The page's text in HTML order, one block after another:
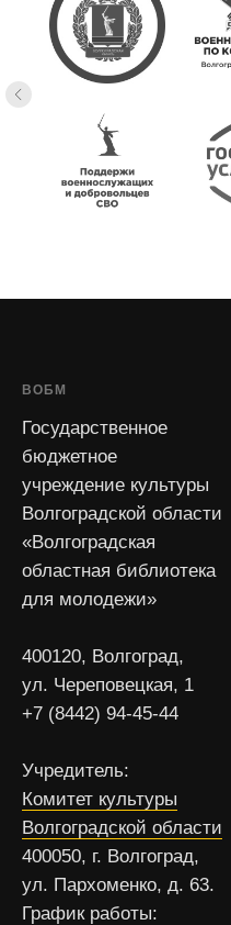
ВОБМ
Государственное
бюджетное
учреждение культуры
Волгоградской области
«Волгоградская
областная библиотека
для молодежи»
400120, Волгоград,
ул. Череповецкая, 1
+7 (8442) 94-45-44
Учредитель:
Комитет культуры
Волгоградской области
400050, г. Волгоград,
ул. Пархоменко, д. 63.
График работы: